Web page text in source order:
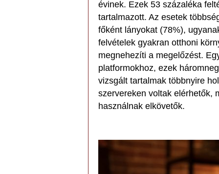
évinek. Ezek 53 százaléka
tartalmazott. Az esetek
főként lányokat (78%),
felvételek gyakran otthoni
megnehezíti a megelőzést.
platformokhoz, ezek
vizsgált tartalmak többnyire
szervereken voltak elérhetők,
használnak elkövetők.